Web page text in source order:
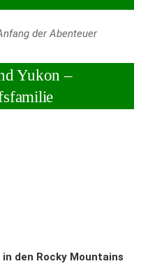
der Abenteuer
Yukon –
den Rocky Mountains